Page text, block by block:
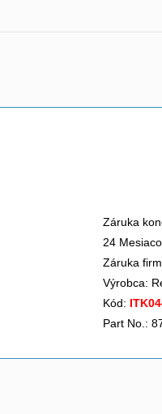
Záruka
24
Záruka
Výrobca:
Kód:
Part No.: